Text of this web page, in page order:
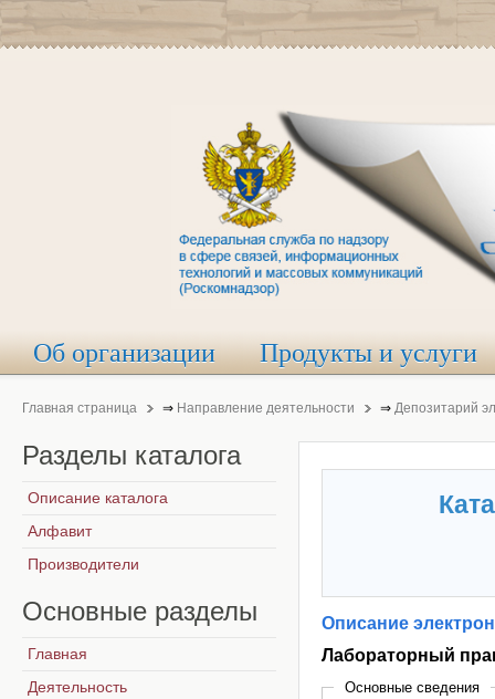
Об организации Продукты и услуги
Главная страница ⇒ Направление деятельности ⇒ Депозитарий
Описание
Лабораторный
Основные сведения
Разделы каталога
Описание каталога
Алфавит
Производители
Основные разделы
Главная
Деятельность